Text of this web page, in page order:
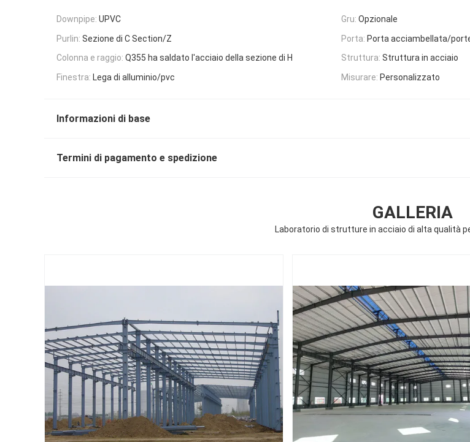
Downpipe: UPVC Gru: Opzionale
Purlin: Sezione di C Section/Z Porta: Porta acciambellata/
Colonna e raggio: Q355 ha saldato l'acciaio della sezione di H Struttura: Struttura in acciaio
Finestra: Lega di alluminio/pvc Misurare: Personalizzato
Informazioni di base
Termini di pagamento e spedizione
GALLERIA
Laboratorio di strutture in acciaio di alta qualità